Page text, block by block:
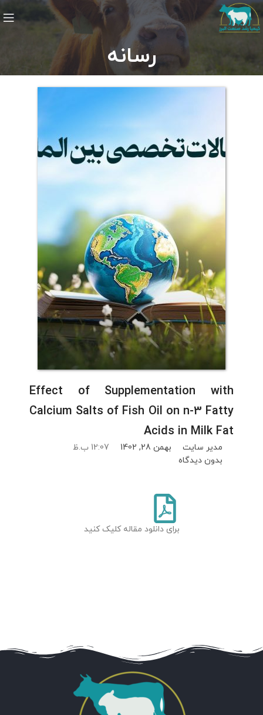
رسانه
Effect of Supplementation with
Calcium Salts of Fish Oil on n-3 Fatty
Acids in Milk Fat
مدیر سایت بهمن 28, 1402
12:07 ب.ظ
بدون دیدگاه
برای دانلود مقاله کلیک کنید